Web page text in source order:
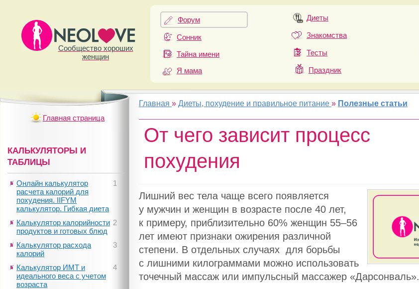
Сообщество хороших
женщин
Форум
Сонник
Тайна имени
Я мама
Диеты
Знакомства
Тесты
Праздник
Главная »Диеты, похудение и правильное питание » Полезные статьи
От чего зависит процесс
похудения
Лишний вес тела чаще всего появляется
у мужчин и женщин в возрасте после 40 лет,
к примеру, приблизительно 60% женщин 55–56
лет имеют признаки ожирения различной
степени. В отдельных случаях для борьбы
с лишними килограммами можно использовать
точечный массаж или импульсный массажер «Дарсонваль».
Главная страница
КАЛЬКУЛЯТОРЫ И
ТАБЛИЦЫ
1
Онлайн калькулятор
расчета калорий для
похудения. IIFYM
калькулятор. Гибкая диета
2
Калькулятор калорийности
продуктов и готовых блюд
3
Калькулятор расхода
калорий
4
Калькулятор ИМТ и
идеального веса с учетом
возраста